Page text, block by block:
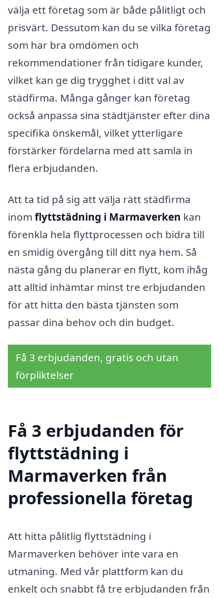
välja ett företag som är både pålitligt och
prisvärt. Dessutom kan du se vilka företag
som har bra omdömen och
rekommendationer från tidigare kunder,
vilket kan ge dig trygghet i ditt val av
städfirma. Många gånger kan företag
också anpassa sina städtjänster efter dina
specifika önskemål, vilket ytterligare
förstärker fördelarna med att samla in
flera erbjudanden.
Att ta tid på sig att välja rätt städfirma
inom flyttstädning i Marmaverken kan
förenkla hela flyttprocessen och bidra till
en smidig övergång till ditt nya hem. Så
nästa gång du planerar en flytt, kom ihåg
att alltid inhämtar minst tre erbjudanden
för att hitta den bästa tjänsten som
passar dina behov och din budget.
Få 3 erbjudanden, gratis och utan
förpliktelser
Få 3 erbjudanden för
flyttstädning i
Marmaverken från
professionella företag
Att hitta pålitlig flyttstädning i
Marmaverken behöver inte vara en
utmaning. Med vår plattform kan du
enkelt och snabbt få tre erbjudanden från